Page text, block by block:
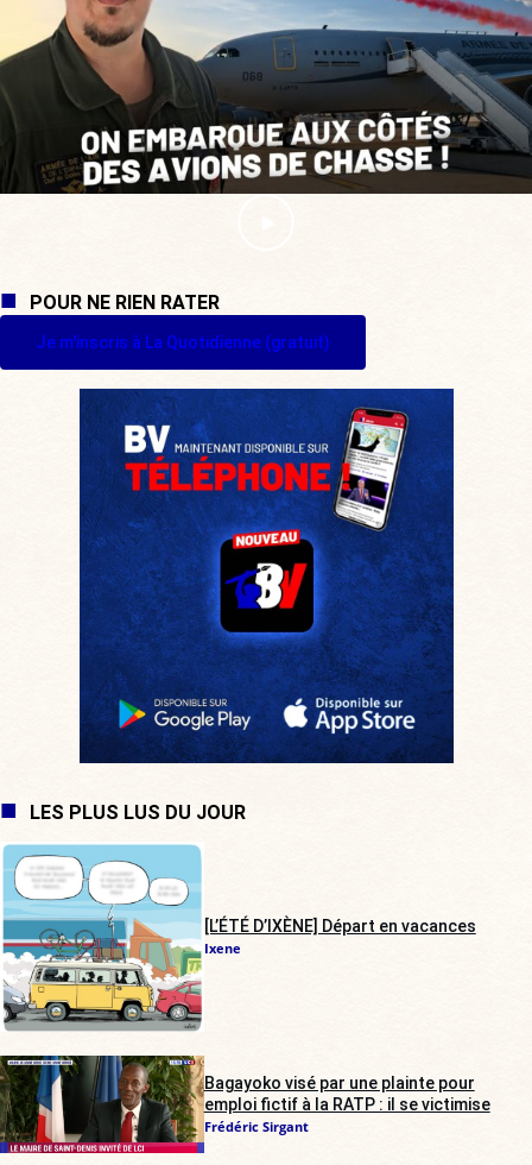
POUR NE RIEN RATER
Je m'inscris à La Quotidienne (gratuit)
LES PLUS LUS DU JOUR
[L’ÉTÉ D’IXÈNE] Départ en vacances
Ixene
Bagayoko visé par une plainte pour
emploi fictif à la RATP : il se victimise
Frédéric Sirgant